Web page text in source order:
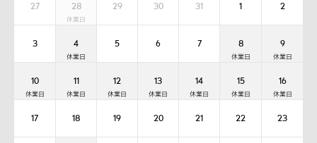
27 28 29 30 31 1 2
3 4 5 6 7 8 9
10 11 12 13 14 15 16
17 18 19 20 21 22 23